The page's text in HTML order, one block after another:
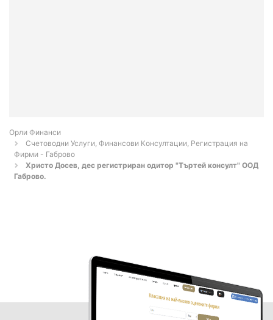
Орли Финанси
Счетоводни Услуги, Финансови Консултации, Регистрация на
Фирми - Габрово
Христо Досев, дес регистриран одитор "Търтей консулт" ООД
Габрово.